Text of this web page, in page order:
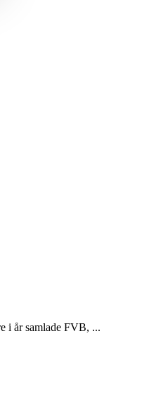
i år samlade FVB, ...